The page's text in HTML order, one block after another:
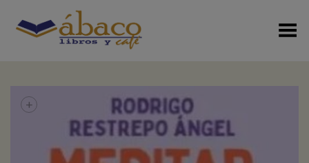
Menú Alterno
+